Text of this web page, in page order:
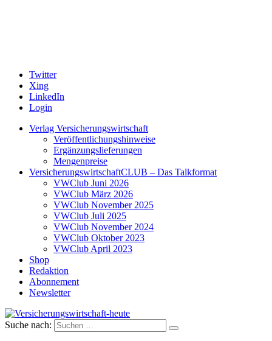
Twitter
Xing
LinkedIn
Login
Verlag Versicherungswirtschaft
Veröffentlichungshinweise
Ergänzungslieferungen
Mengenpreise
VersicherungswirtschaftCLUB – Das Talkformat
VWClub Juni 2026
VWClub März 2026
VWClub November 2025
VWClub Juli 2025
VWClub November 2024
VWClub Oktober 2023
VWClub April 2023
Shop
Redaktion
Abonnement
Newsletter
Versicherungswirtschaft-heute
Suche nach: